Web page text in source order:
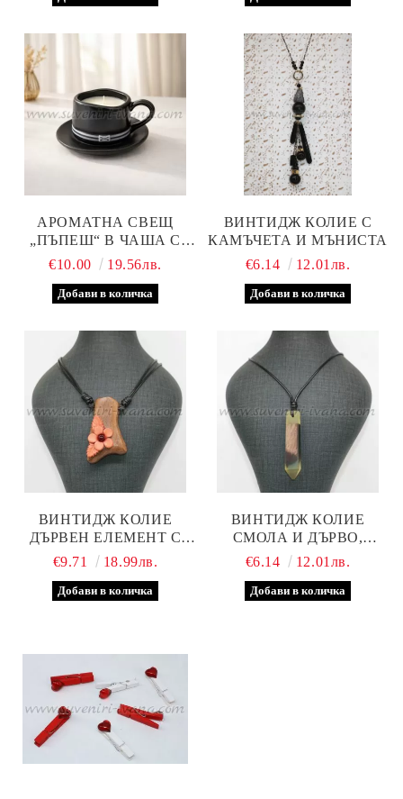
АРОМАТНА СВЕЩ
„ПЪПЕШ“ В ЧАША С
ЧИНИЙКА, РЪЧНА
€10.00 19.56лв.
ВИНТИДЖ КОЛИЕ С
КАМЪЧЕТА И МЪНИСТА
€6.14
12.01лв.
ВИНТИДЖ КОЛИЕ
ДЪРВЕН ЕЛЕМЕНТ С
ЦВЕТЕ ОТ ЕСТЕСТВЕНА
€9.71 18.99лв.
ВИНТИДЖ КОЛИЕ
СМОЛА И ДЪРВО,
МОДЕЛ ДВЕ
€6.14 12.01лв.